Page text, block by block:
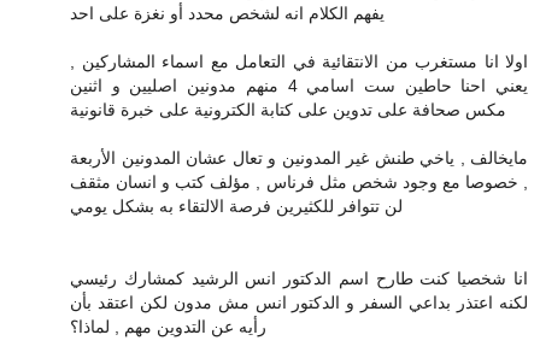
يفهم الكلام انه لشخص محدد أو نغزة على احد
اولا انا مستغرب من الانتقائية في التعامل مع اسماء المشاركين ,
يعني احنا حاطين ست اسامي 4 منهم مدونين اصليين و اثنين
مكس صحافة على تدوين على كتابة الكترونية على خبرة قانونية
مايخالف , ياخي طنش غير المدونين و تعال عشان المدونين الأربعة
, خصوصا مع وجود شخص مثل فرناس , مؤلف كتب و انسان مثقف
لن تتوافر للكثيرين فرصة الالتقاء به بشكل يومي
انا شخصيا كنت طارح اسم الدكتور انس الرشيد كمشارك رئيسي
لكنه اعتذر بداعي السفر و الدكتور انس مش مدون لكن اعتقد بأن
رأيه عن التدوين مهم , لماذا؟